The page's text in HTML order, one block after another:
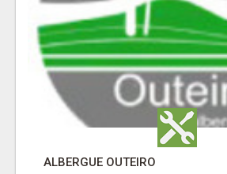
ALBERGUE OUTEIRO